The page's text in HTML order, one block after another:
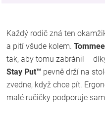
Každý rodič zná ten
a pití všude kolem.
tak, aby tomu zabránil –
Stay Put™ pevně drží na
zvedne, když chce pít.
malé ručičky podporuje